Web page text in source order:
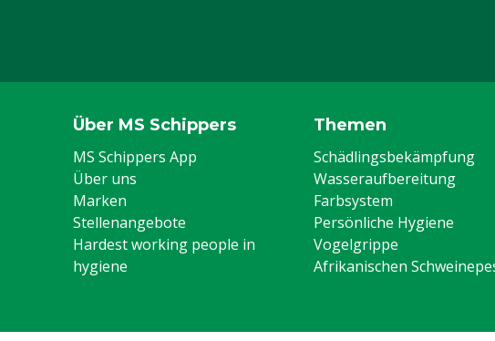
Über MS Schippers
MS Schippers App
Über uns
Marken
Stellenangebote
Hardest working people in
hygiene
Themen
Schädlingsbekämpfung
Wasseraufbereitung
Farbsystem
Persönliche Hygiene
Vogelgrippe
Afrikanischen